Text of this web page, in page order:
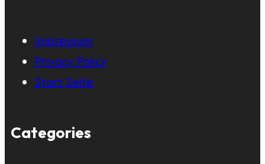
Impressum
Privacy Policy
Start Seite
Categories